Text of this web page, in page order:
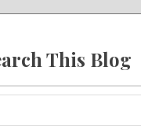
This Blog